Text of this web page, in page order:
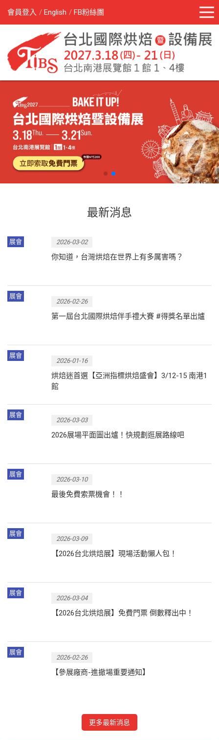
會員登入 English FB粉絲團
最新消息
展會 2026-03-02
你知道，台灣烘焙在世界上有多厲害嗎？
展會
2026-02-26
第一屆台北國際烘焙伴手禮大賽 #得獎名單出爐
展會
2026-01-16
烘焙迷首選【亞洲指標烘焙盛會】3/12-15 南港1
館
展會
2026-03-03
2026展場平面圖出爐！快規劃逛展路線吧
展會
2026-03-10
最後免費索票機會！！
展會
2026-03-09
【2026台北烘焙展】現場活動懶人包！
展會
2026-03-04
【2026台北烘焙展】免費門票 倒數釋出中！
展會
2026-02-26
【參展廠商-進撤場重要通知】
更多最新消息